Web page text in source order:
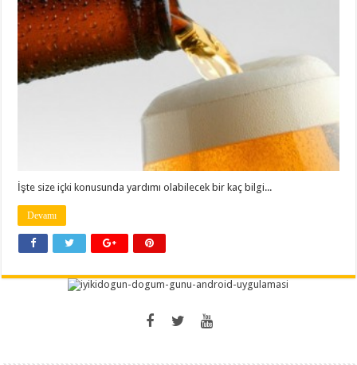
İşte size içki konusunda yardımı olabilecek bir kaç bilgi...
Devamı